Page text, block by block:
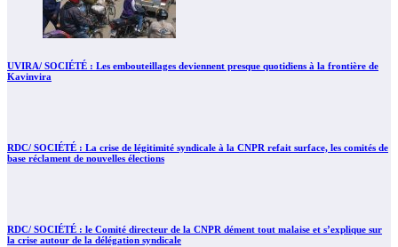
UVIRA/ SOCIÉTÉ : Les embouteillages deviennent presque quotidiens à la frontière de
Kavinvira
RDC/ SOCIÉTÉ : La crise de légitimité syndicale à la CNPR refait surface, les comités de
base réclament de nouvelles élections
RDC/ SOCIÉTÉ : le Comité directeur de la CNPR dément tout malaise et s’explique sur
la crise autour de la délégation syndicale